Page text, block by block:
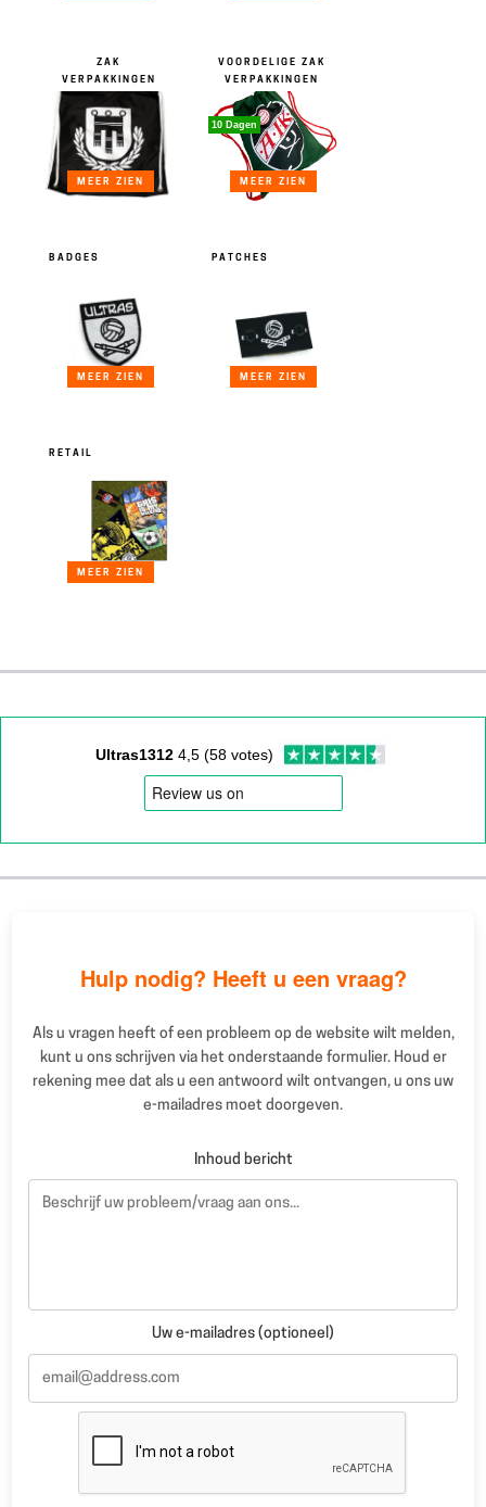
MEER ZIEN
ZAK
VERPAKKINGEN
MEER ZIEN
10 Dagen
VOORDELIGE ZAK
VERPAKKINGEN
MEER ZIEN
BADGES
MEER ZIEN
PATCHES
MEER ZIEN
RETAIL
Ultras13124,5 (58 votes)
Hulp nodig? Heeft u een vraag?
Als u vragen heeft of een probleem op de website wilt melden,
kunt u ons schrijven via het onderstaande formulier. Houd er
rekening mee dat als u een antwoord wilt ontvangen, u ons uw
e-mailadres moet doorgeven.
Inhoud bericht
Uw e-mailadres (optioneel)